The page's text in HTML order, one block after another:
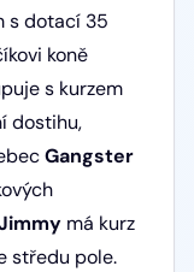
s dotací 35
koně
s kurzem
dostihu,
Gangster
má kurz
středu pole.